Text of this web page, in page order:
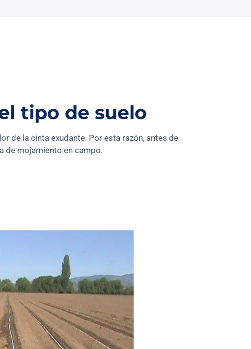
tipo de suelo
de la cinta exudante. Por esta razón, antes de
de mojamiento en campo.